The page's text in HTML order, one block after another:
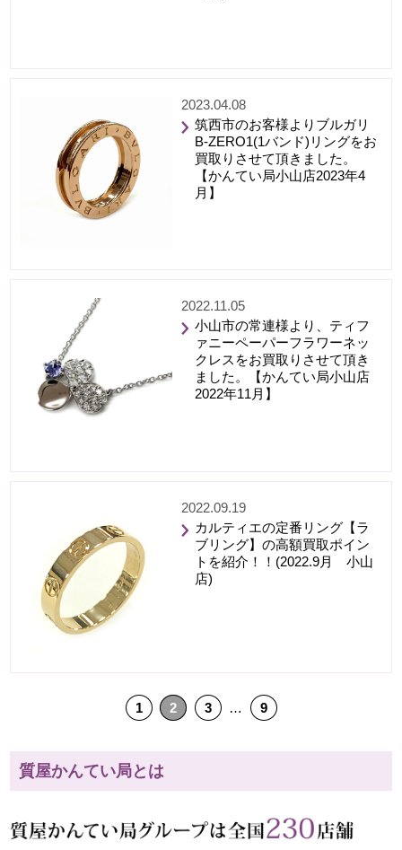
2023.04.08
筑西市のお客様よりブルガリ
B-ZERO1(1バンド)リングをお
買取りさせて頂きました。
【かんてい局小山店2023年4
月】
2022.11.05
小山市の常連様より、ティフ
ァニーペーパーフラワーネッ
クレスをお買取りさせて頂き
ました。【かんてい局小山店
2022年11月】
2022.09.19
カルティエの定番リング【ラ
ブリング】の高額買取ポイン
トを紹介！！(2022.9月 小山
店)
1 2 3 … 9
質屋かんてい局とは